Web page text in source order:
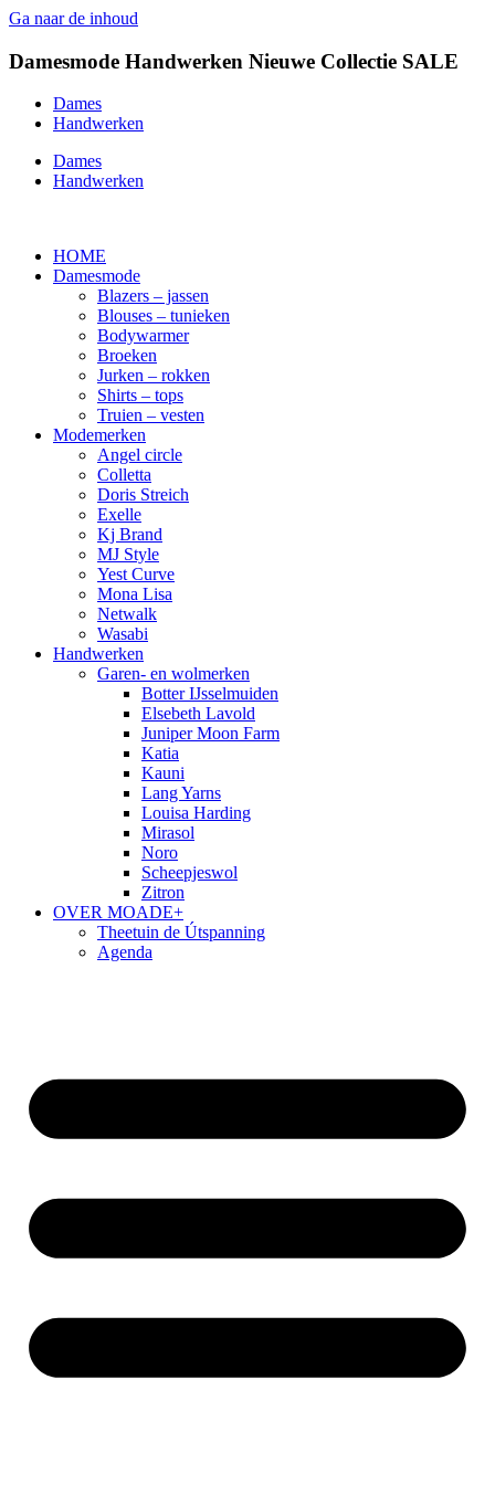
Ga naar de inhoud
Damesmode Handwerken Nieuwe Collectie SALE
Dames
Handwerken
Dames
Handwerken
HOME
Damesmode
Blazers – jassen
Blouses – tunieken
Bodywarmer
Broeken
Jurken – rokken
Shirts – tops
Truien – vesten
Modemerken
Angel circle
Colletta
Doris Streich
Exelle
Kj Brand
MJ Style
Yest Curve
Mona Lisa
Netwalk
Wasabi
Handwerken
Garen- en wolmerken
Botter IJsselmuiden
Elsebeth Lavold
Juniper Moon Farm
Katia
Kauni
Lang Yarns
Louisa Harding
Mirasol
Noro
Scheepjeswol
Zitron
OVER MOADE+
Theetuin de Útspanning
Agenda